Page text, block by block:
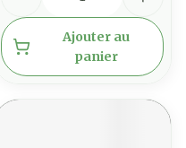
Ajouter au
panier